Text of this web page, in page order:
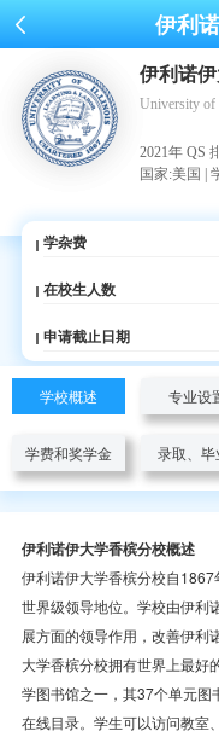
伊利
伊利诺
University of
2021年 QS
国家:美国 |
学杂费
在校生人数
申请截止日期
学校概述 专业设
学费和奖学金 录取、
伊利诺伊大学香槟分校概述
伊利诺伊大学香槟分校自
世界级领导地位。学校由伊利
展方面的领导作用，改善伊利
大学香槟分校拥有世界上最好
学图书馆之一，其37个单元
在线目录。学生可以访问教室